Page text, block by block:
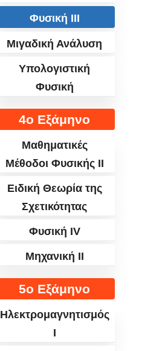
Φυσική III
Μιγαδική Ανάλυση
Υπολογιστική
Φυσική
4ο Εξάμηνο
Μαθηματικές
Μέθοδοι Φυσικής ΙΙ
Ειδική Θεωρία της
Σχετικότητας
Φυσική IV
Μηχανική II
5ο Εξάμηνο
Ηλεκτρομαγνητισμός
I